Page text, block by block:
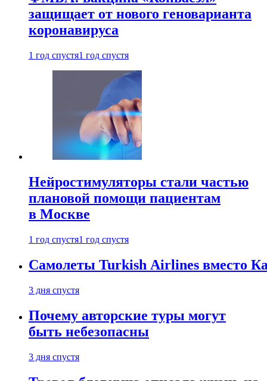
защищает от нового геноварианта
коронавируса
1 год спустя1 год спустя
Нейростимуляторы стали частью
плановой помощи пациентам
в Москве
1 год спустя1 год спустя
Самолеты Turkish Airlines вместо
3 дня спустя
Почему авторские туры могут
быть небезопасны
3 дня спустя